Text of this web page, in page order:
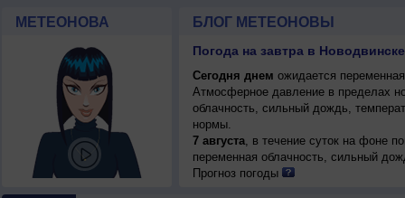
МЕТЕОНОВА БЛОГ МЕТЕОНОВЫ
Погода на завтра в
Сегодня днем ожидается
Атмосферное давление в пределах
облачность, сильный дождь,
нормы.
7 августа, в течение суток на фоне
переменная облачность, сильный
западный, умеренный.
Прогноз погоды